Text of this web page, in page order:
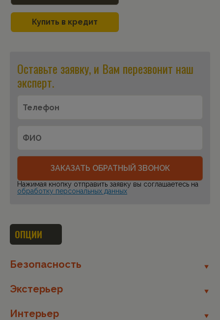
Купить в кредит
Оставьте заявку, и Вам перезвонит наш
эксперт.
ЗАКАЗАТЬ ОБРАТНЫЙ ЗВОНОК
Нажимая кнопку отправить заявку вы соглашаетесь на
обработку персональных данных
ОПЦИИ
Безопасность
Экстерьер
Интерьер